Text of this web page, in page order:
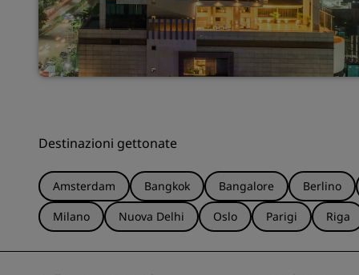
Destinazioni gettonate
Amsterdam Bangkok Bangalore Berlino
Milano
Nuova Delhi Oslo Parigi Riga